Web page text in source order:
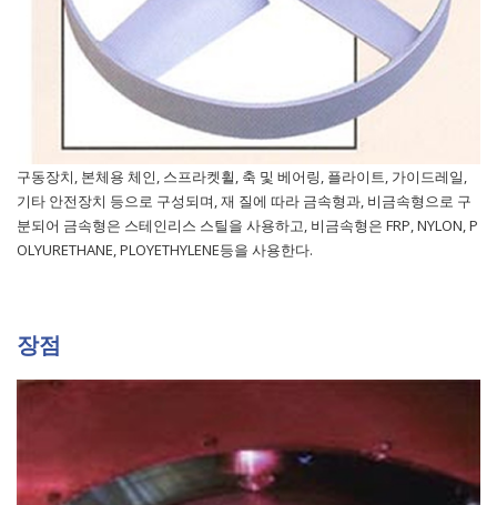
구동장치, 본체용 체인, 스프라켓휠, 축 및 베어링, 플라이트, 가이드레일,
기타 안전장치 등으로 구성되며, 재 질에 따라 금속형과, 비금속형으로 구
분되어 금속형은 스테인리스 스틸을 사용하고, 비금속형은 FRP, NYLON, P
OLYURETHANE, PLOYETHYLENE등을 사용한다.
장점